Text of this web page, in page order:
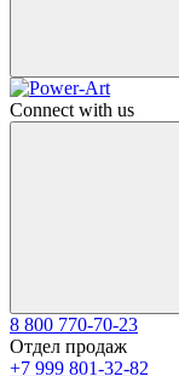
Connect with us
8 800 770-70-23
Отдел продаж
+7 999 801-32-82